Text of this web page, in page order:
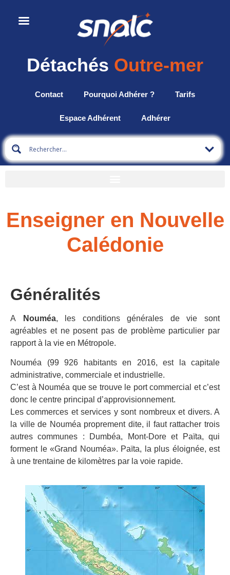
Détachés Outre-mer
Contact Pourquoi Adhérer ? Tarifs
Espace Adhérent Adhérer
Enseigner en Nouvelle
Calédonie
Généralités
A Nouméa, les conditions générales de vie sont
agréables et ne posent pas de problème particulier par
rapport à la vie en Métropole.
Nouméa (99 926 habitants en 2016, est la capitale
administrative, commerciale et industrielle.
C’est à Nouméa que se trouve le port commercial et c’est
donc le centre principal d’approvisionnement.
Les commerces et services y sont nombreux et divers. A
la ville de Nouméa proprement dite, il faut rattacher trois
autres communes : Dumbéa, Mont-Dore et Païta, qui
forment le «Grand Nouméa». Païta, la plus éloignée, est
à une trentaine de kilomètres par la voie rapide.